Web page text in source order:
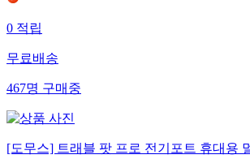
0적립
무료배송
467명구매중
[도무스] 트래블 팟 프로 전기포트 휴대용